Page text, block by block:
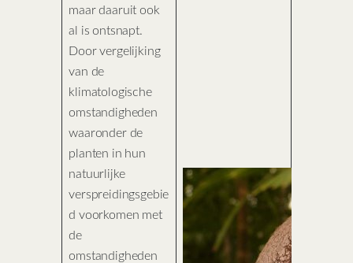
maar daaruit ook
al is ontsnapt.
Door vergelijking
van de
klimatologische
omstandigheden
waaronder de
planten in hun
natuurlijke
verspreidingsgebie
d voorkomen met
de
omstandigheden